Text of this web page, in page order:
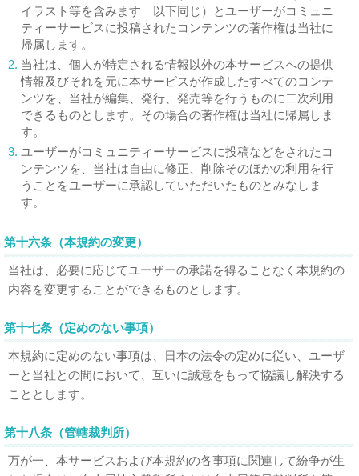
イラスト等を含みます 以下同じ）とユーザーがコミュニ
ティーサービスに投稿されたコンテンツの著作権は当社に
帰属します。
2. 当社は、個人が特定される情報以外の本サービスへの提供
情報及びそれを元に本サービスが作成したすべてのコンテ
ンツを、当社が編集、発行、発売等を行うものに二次利用
できるものとします。その場合の著作権は当社に帰属しま
す。
3. ユーザーがコミュニティーサービスに投稿などをされたコ
ンテンツを、当社は自由に修正、削除そのほかの利用を行
うことをユーザーに承認していただいたものとみなしま
す。
第十六条（本規約の変更）
当社は、必要に応じてユーザーの承諾を得ることなく本規約の
内容を変更することができるものとします。
第十七条（定めのない事項）
本規約に定めのない事項は、日本の法令の定めに従い、ユーザ
ーと当社との間において、互いに誠意をもって協議し解決する
こととします。
第十八条（管轄裁判所）
万が一、本サービスおよび本規約の各事項に関連して紛争が生